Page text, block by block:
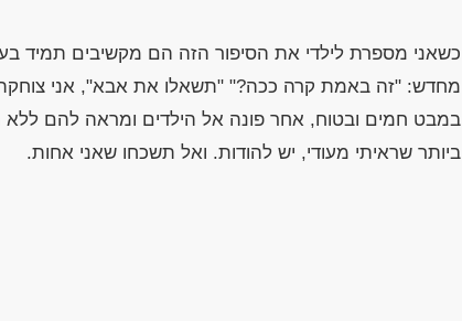
כשאני מספרת לילדי את הסיפור הזה הם מקשיבים תמיד
מחדש: "זה באמת קרה ככה?" "תשאלו את אבא", אני צוחקת
במבט חמים ובטוח, אחר פונה אל הילדים ומראה להם
ביותר שראיתי מעודי, יש להודות. ואל תשכחו שאני אחות.